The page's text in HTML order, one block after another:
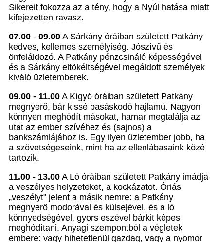
Sikereit fokozza az a tény, hogy a Nyúl hatása miatt
kifejezetten ravasz.
07.00 - 09.00 A Sárkány óráiban született Patkány
kedves, kellemes személyiség. Jószívű és
önfeláldozó. A Patkány pénzcsináló képességével
és a Sárkány eltökéltségével megáldott személyek
kiváló üzletemberek.
09.00 - 11.00 A Kígyó óráiban született Patkány
megnyerő, bár kissé basáskodó hajlamú. Nagyon
könnyen meghódít másokat, hamar megtalálja az
utat az ember szívéhez és (sajnos) a
bankszámlájához is. Egy ilyen üzletember jobb, ha
a szövetségeseink, mint ha az ellenlábasaink közé
tartozik.
11.00 - 13.00 A Ló óráiban született Patkány imádja
a veszélyes helyzeteket, a kockázatot. Óriási
„veszélyt" jelent a másik nemre: a Patkány
megnyerő modorával és külsejével, és a ló
könnyedségével, gyors eszével bárkit képes
meghódítani. Anyagi szempontból a végletek
embere: vagy hihetetlenül gazdag, vagy a nyomor